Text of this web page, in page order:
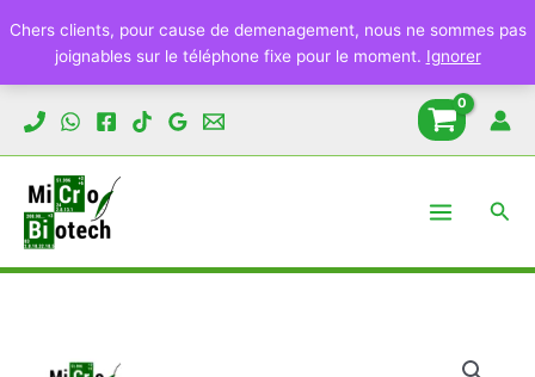
Chers clients, pour cause de demenagement, nous ne sommes pas
joignables sur le téléphone fixe pour le moment. Ignorer
pour
laboratoire